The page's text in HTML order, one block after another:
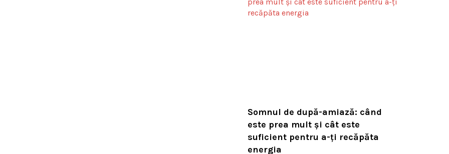
Somnul de după-amiază: când
este prea mult și cât este
suficient pentru a-ți recăpăta
energia